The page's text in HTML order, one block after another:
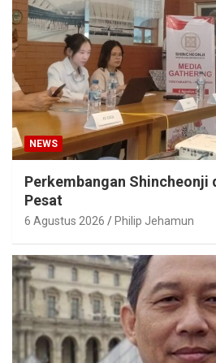
NEWS
Perkembangan Shincheonji
Pesat
6 Agustus 2026 Philip Jehamun